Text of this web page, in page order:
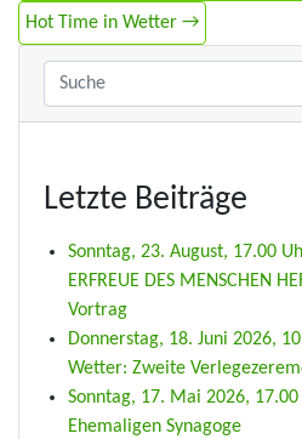
Hot Time in Wetter →
Letzte Beiträge
Sonntag, 23. August, 17.00
ERFREUE DES MENSCHEN
Vortrag
Donnerstag, 18. Juni 2026,
Wetter: Zweite
Sonntag, 17. Mai 2026,
Ehemaligen Synagoge